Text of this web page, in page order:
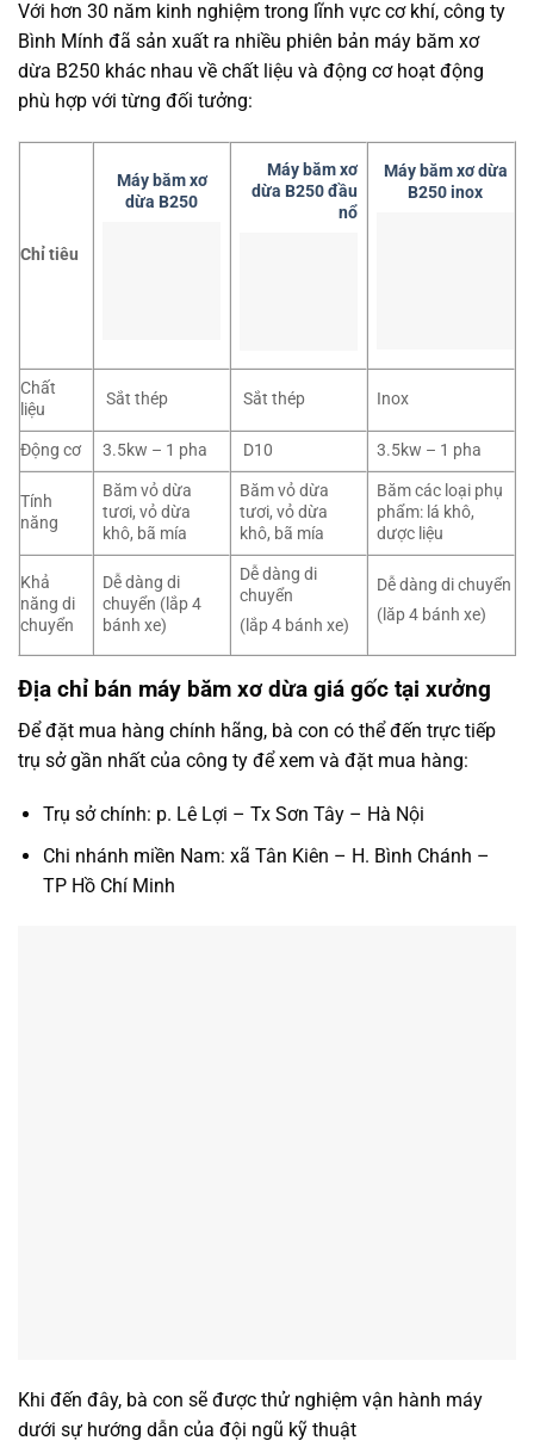
Với hơn 30 năm kinh nghiệm trong lĩnh vực cơ khí, công ty
Bình Mính đã sản xuất ra nhiều phiên bản máy băm xơ
dừa B250 khác nhau về chất liệu và động cơ hoạt động
phù hợp với từng đối tưởng:
Chỉ tiêu
Máy băm xơ
dừa B250
Máy băm xơ
dừa B250 đầu
nổ
Máy băm xơ dừa
B250 inox
Chất
liệu
Sắt thép Sắt thép Inox
Động cơ 3.5kw – 1 pha D10 3.5kw – 1 pha
Tính
năng
Băm vỏ dừa
tươi, vỏ dừa
khô, bã mía
Băm vỏ dừa
tươi, vỏ dừa
khô, bã mía
Băm các loại phụ
phẩm: lá khô,
dược liệu
Khả
năng di
chuyển
Dễ dàng di
chuyển (lắp 4
bánh xe)
Dễ dàng di
chuyển
(lắp 4 bánh xe)
Dễ dàng di chuyển
(lăp 4 bánh xe)
Địa chỉ bán máy băm xơ dừa giá gốc tại xưởng
Để đặt mua hàng chính hãng, bà con có thể đến trực tiếp
trụ sở gần nhất của công ty để xem và đặt mua hàng:
Trụ sở chính: p. Lê Lợi – Tx Sơn Tây – Hà Nội
Chi nhánh miền Nam: xã Tân Kiên – H. Bình Chánh –
TP Hồ Chí Minh
Khi đến đây, bà con sẽ được thử nghiệm vận hành máy
dưới sự hướng dẫn của đội ngũ kỹ thuật